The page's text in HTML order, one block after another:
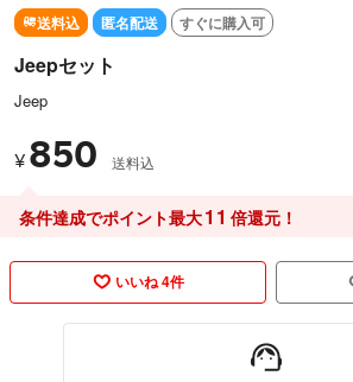
送料込 匿名配送 すぐに購入可
Jeepセット
Jeep
¥ 850 送料込
条件達成でポイント最大11 倍還元！
いいね 4件